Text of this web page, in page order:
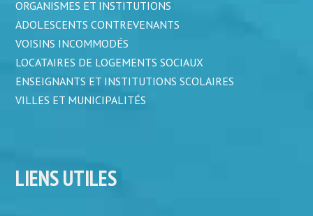
ORGANISMES ET INSTITUTIONS
ADOLESCENTS CONTREVENANTS
VOISINS INCOMMODÉS
LOCATAIRES DE LOGEMENTS SOCIAUX
ENSEIGNANTS ET INSTITUTIONS SCOLAIRES
VILLES ET MUNICIPALITÉS
LIENS UTILES